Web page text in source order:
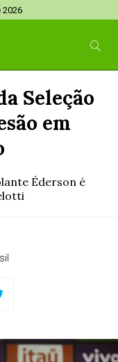
2026
Seleção
em
Éderson é